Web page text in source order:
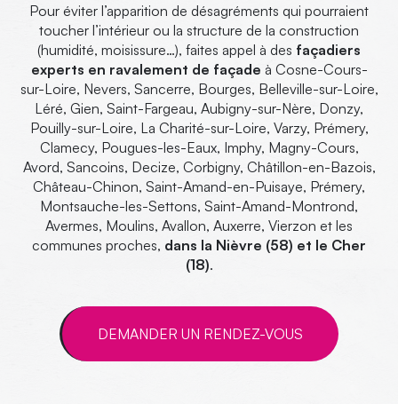
Pour éviter l’apparition de désagréments qui pourraient
toucher l’intérieur ou la structure de la construction
(humidité, moisissure…), faites appel à des façadiers
experts en ravalement de façade à Cosne-Cours-
sur-Loire, Nevers, Sancerre, Bourges, Belleville-sur-Loire,
Léré, Gien, Saint-Fargeau, Aubigny-sur-Nère, Donzy,
Pouilly-sur-Loire, La Charité-sur-Loire, Varzy, Prémery,
Clamecy, Pougues-les-Eaux, Imphy, Magny-Cours,
Avord, Sancoins, Decize, Corbigny, Châtillon-en-Bazois,
Château-Chinon, Saint-Amand-en-Puisaye, Prémery,
Montsauche-les-Settons, Saint-Amand-Montrond,
Avermes, Moulins, Avallon, Auxerre, Vierzon et les
communes proches, dans la Nièvre (58) et le Cher
(18).
DEMANDER UN RENDEZ-VOUS